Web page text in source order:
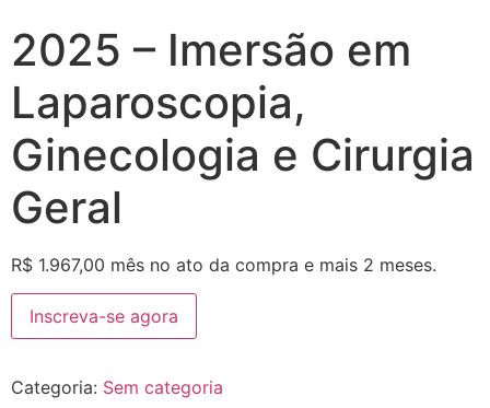
2025 – Imersão em
Laparoscopia,
Ginecologia e Cirurgia
Geral
R$ 1.967,00 mês no ato da compra e mais 2 meses.
Inscreva-se agora
Categoria: Sem categoria